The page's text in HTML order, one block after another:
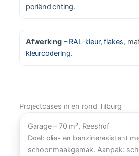
poriëndichting.
Afwerking – RAL-kleur, flakes,
kleurcodering.
Projectcases in en rond Tilburg
Garage – 70 m², Reeshof
Doel: olie- en benzineresistent
schoonmaakgemak. Aanpak: